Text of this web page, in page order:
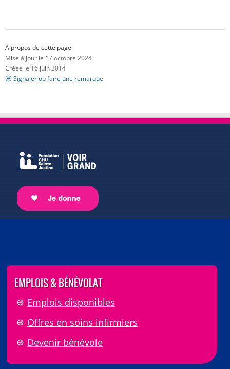
À propos de cette page
Mise à jour le 17 octobre 2024
Créée le 16 juin 2014
Signaler ou faire une remarque
EMPLOIS & BÉNÉVOLAT
Emplois disponibles
Offres en soins infirmiers
Devenir bénévole